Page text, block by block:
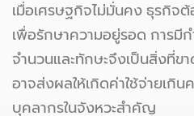
เมื่อเศรษฐกิจไม่มั่นคง ธุรกิจ
เพื่อรักษาความอยู่รอด การมี
จำนวนและทักษะจึงเป็นสิ่งที่ข
อาจส่งผลให้เกิดค่าใช้จ่ายเกิ
บุคลากรในจังหวะสำคัญ